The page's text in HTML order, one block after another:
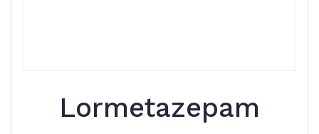
Lormetazepam